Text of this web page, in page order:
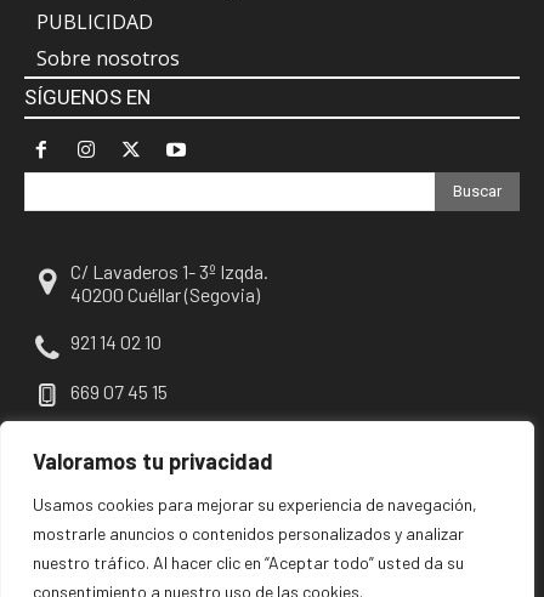
Valoramos tu privacidad
Usamos cookies para mejorar su experiencia de navegación,
mostrarle anuncios o contenidos personalizados y analizar
nuestro tráfico. Al hacer clic en “Aceptar todo” usted da su
consentimiento a nuestro uso de las cookies.
PUBLICIDAD
Sobre nosotros
SÍGUENOS EN
Buscar
C/ Lavaderos 1- 3º Izqda.
40200 Cuéllar (Segovia)
921 14 02 10
669 07 45 15